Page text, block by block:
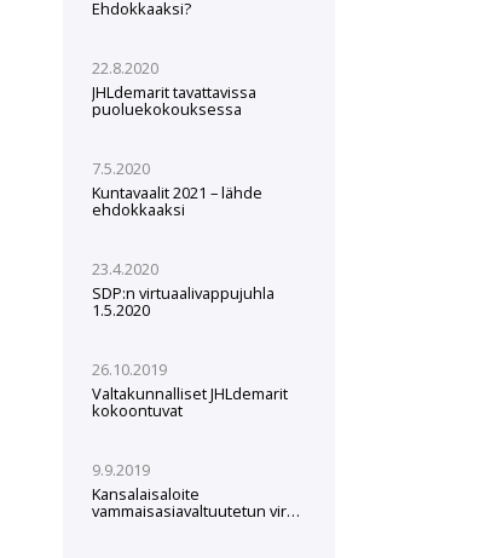
Ehdokkaaksi?
22.8.2020
JHLdemarit tavattavissa
puoluekokouksessa
7.5.2020
Kuntavaalit 2021 – lähde
ehdokkaaksi
23.4.2020
SDP:n virtuaalivappujuhla
1.5.2020
26.10.2019
Valtakunnalliset JHLdemarit
kokoontuvat
9.9.2019
Kansalaisaloite
vammaisasiavaltuutetun viran